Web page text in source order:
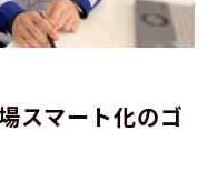
スマート化のゴ